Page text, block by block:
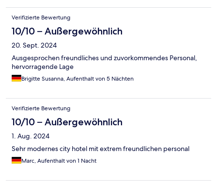
Verifizierte Bewertung
10/10 – Außergewöhnlich
20. Sept. 2024
Ausgesprochen freundliches und zuvorkommendes Personal,
hervorragende Lage
Brigitte Susanna, Aufenthalt von 5 Nächten
Verifizierte Bewertung
10/10 – Außergewöhnlich
1. Aug. 2024
Sehr modernes city hotel mit extrem freundlichen personal
Marc, Aufenthalt von 1 Nacht